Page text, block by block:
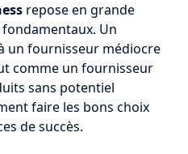
repose en grande
Un
un fournisseur médiocre
comme un fournisseur
sans potentiel
faire les bons choix
de succès.